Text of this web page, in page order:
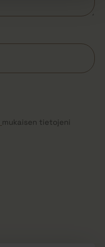
mukaisen tietojeni